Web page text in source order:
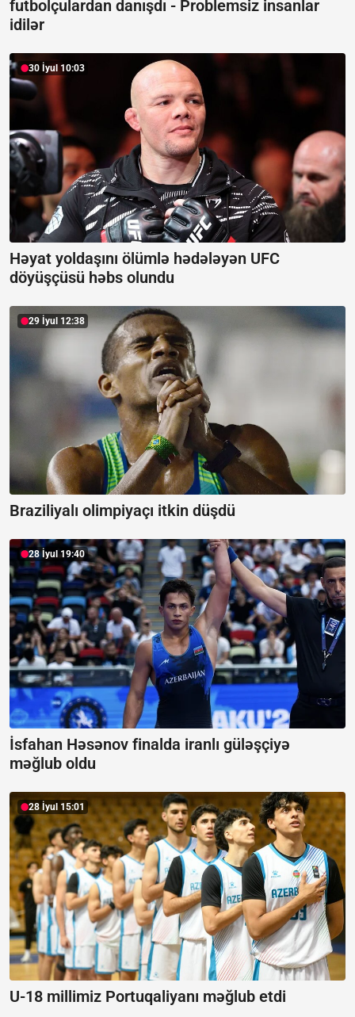
futbolçulardan danışdı - Problemsiz insanlar
idilər
30 İyul 10:03
Həyat yoldaşını ölümlə hədələyən UFC
döyüşçüsü həbs olundu
29 İyul 12:38
Braziliyalı olimpiyaçı itkin düşdü
28 İyul 19:40
İsfahan Həsənov finalda iranlı güləşçiyə
məğlub oldu
28 İyul 15:01
U-18 millimiz Portuqaliyanı məğlub etdi